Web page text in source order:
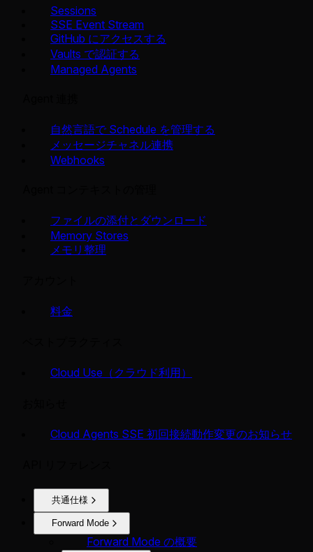
Sessions
SSE Event Stream
GitHub にアクセスする
Vaults で認証する
Managed Agents
自然言語で Schedule を管理する
メッセージチャネル連携
Webhooks
ファイルの添付とダウンロード
Memory Stores
メモリ整理
料金
Cloud Use（クラウド利用）
Cloud Agents SSE 初回接続動作変更のお知らせ
共通仕様
Forward Mode
Forward Mode の概要